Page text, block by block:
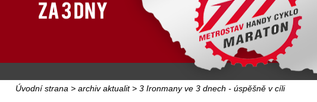
Úvodní strana > archiv aktualit> 3 Ironmany ve 3 dnech - úspěšně v cíli